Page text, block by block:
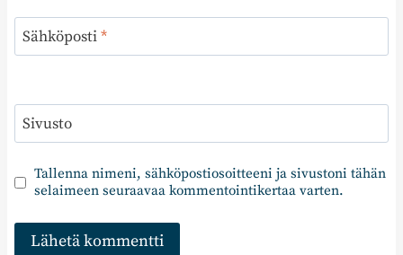
Sähköposti*
Sivusto
Tallenna nimeni, sähköpostiosoitteeni ja sivustoni tähän
selaimeen seuraavaa kommentointikertaa varten.